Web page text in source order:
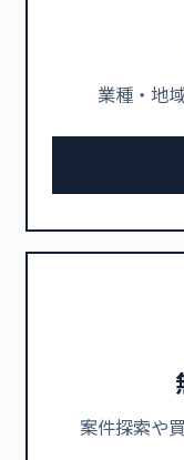
業種・地
案件探索や